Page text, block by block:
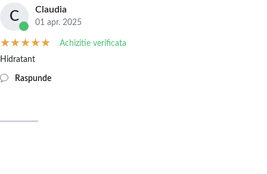
C Claudia
01 apr. 2025
Achizitie verificata
Hidratant
Raspunde